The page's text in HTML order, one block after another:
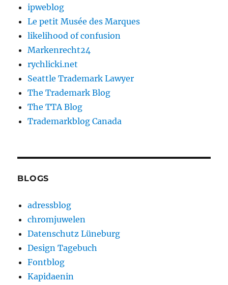
ipweblog
Le petit Musée des Marques
likelihood of confusion
Markenrecht24
rychlicki.net
Seattle Trademark Lawyer
The Trademark Blog
The TTA Blog
Trademarkblog Canada
BLOGS
adressblog
chromjuwelen
Datenschutz Lüneburg
Design Tagebuch
Fontblog
Kapidaenin